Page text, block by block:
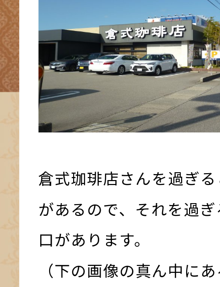
倉式珈琲店さんを過ぎ
があるので、それを過
口があります。
（下の画像の真ん中に